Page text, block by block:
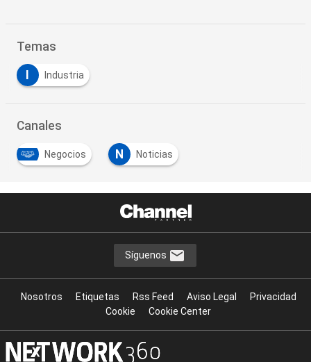
Temas
Industria
Canales
Negocios N Noticias
Síguenos
Nosotros Etiquetas Rss Feed Aviso Legal
Privacidad
Cookie
Cookie Center